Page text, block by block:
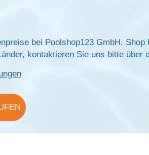
bei Poolshop123 GmbH.
kontaktieren Sie uns bitte über